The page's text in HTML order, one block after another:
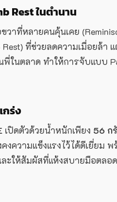
Rest ในตำนาน
าที่หลายคนคุ้นเคย
ที่ช่วยลดความเมื่อยล้า
ในตลาด ทำให้การจับแบบ
กร่ง
เปิดตัวด้วยน้ำหนักเพียง 56 ก
งความแข็งแรงไว้ได้ดีเยี่ยม
ะให้สัมผัสที่แห้งสบายมือตลอ